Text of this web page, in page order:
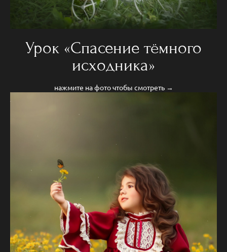
Урок «Спасение тёмного
исходника»
нажмите на фото чтобы смотреть →